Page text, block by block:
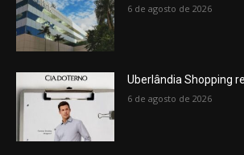
6 de agosto de 2026
Uberlândia Shopping
6 de agosto de 2026